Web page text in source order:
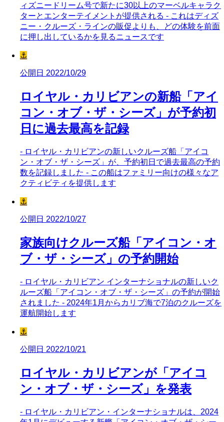
ィズニードリーム号で新たに30以上のマーベルキャラク
ターとエンターテイメントが提供される - これはディズ
ニー・クルーズ・ラインの販促よりも、どの体験を前面
に押し出しているかを見るニュースです
⚓
公開日 2022/10/29
ロイヤル・カリビアンの新船「アイ
コン・オブ・ザ・シーズ」が予約初
日に過去最高を記録
- ロイヤル・カリビアンの新しいクルーズ船「アイコ
ン・オブ・ザ・シーズ」が、予約初日で過去最高の予約
数を記録しました - この船はファミリー向けの様々なア
クティビティを提供します
⚓
公開日 2022/10/27
家族向けクルーズ船「アイコン・オ
ブ・ザ・シーズ」の予約開始
- ロイヤル・カリビアン インターナショナルの新しいク
ルーズ船「アイコン・オブ・ザ・シーズ」の予約が開始
されました - 2024年1月からカリブ海で7泊のクルーズを
運航開始します
⚓
公開日 2022/10/21
ロイヤル・カリビアンが「アイコ
ン・オブ・ザ・シーズ」を発表
- ロイヤル・カリビアン・インターナショナルは、2024